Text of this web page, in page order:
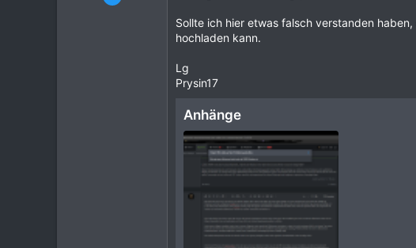
Sollte ich hier etwas falsch verstanden
hochladen kann.
Lg
Prysin17
Anhänge